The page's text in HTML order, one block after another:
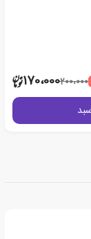
200،000170،000